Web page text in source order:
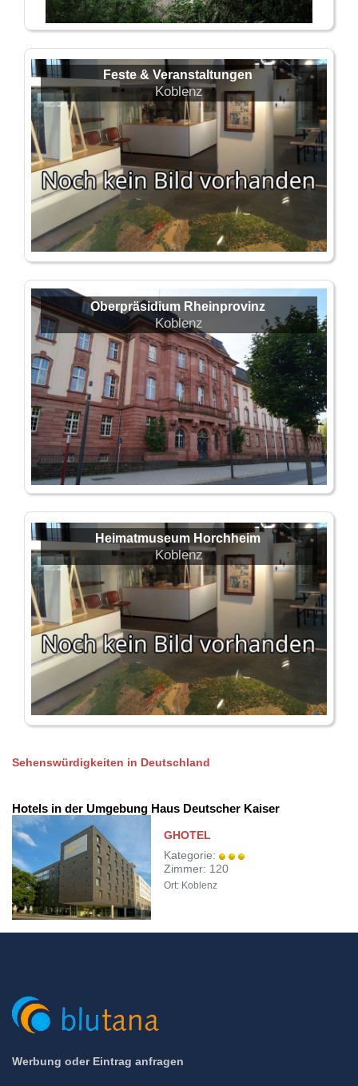
Feste & Veranstaltungen
Koblenz
Oberpräsidium Rheinprovinz
Koblenz
Heimatmuseum Horchheim
Koblenz
Sehenswürdigkeiten in Deutschland
Hotels in der Umgebung Haus Deutscher Kaiser
GHOTEL
Kategorie:
Zimmer: 120
Ort: Koblenz
Werbung oder Eintrag anfragen